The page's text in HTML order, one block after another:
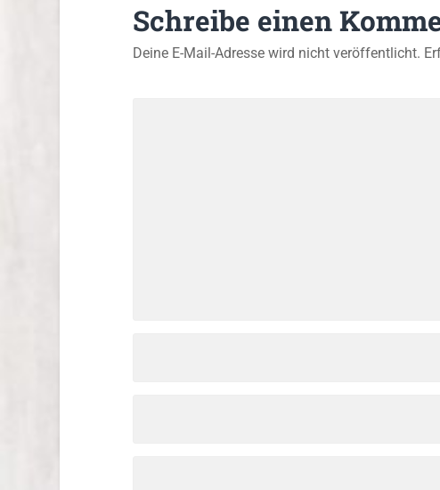
Schreibe einen
Deine E-Mail-Adresse wird nicht veröffentlicht.